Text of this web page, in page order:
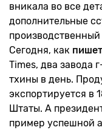
вникала во все
дополнительные
Сегодня, как
Times, два завода
тхины в день.
экспортируется в
Штаты. А
пример успешной